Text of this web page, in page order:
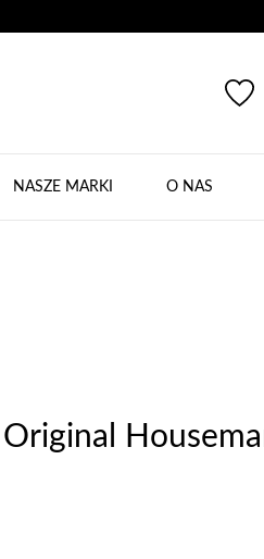
NASZE MARKI O NAS